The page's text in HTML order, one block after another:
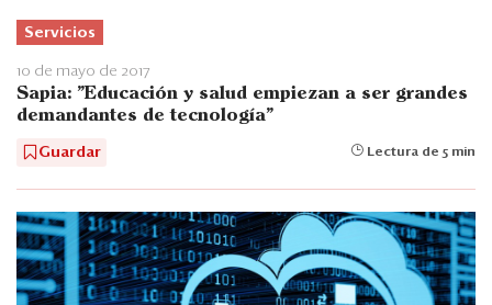
Servicios
10 de mayo de 2017
Sapia: "Educación y salud empiezan a ser grandes
demandantes de tecnología"
Guardar Lectura de 5 min